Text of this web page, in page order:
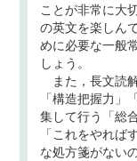
ことが非常に大
の英文を楽しん
めに必要な一般
しょう。
また，長文読
「構造把握力」
集して行う「総
「これをやれば
な処方箋がない